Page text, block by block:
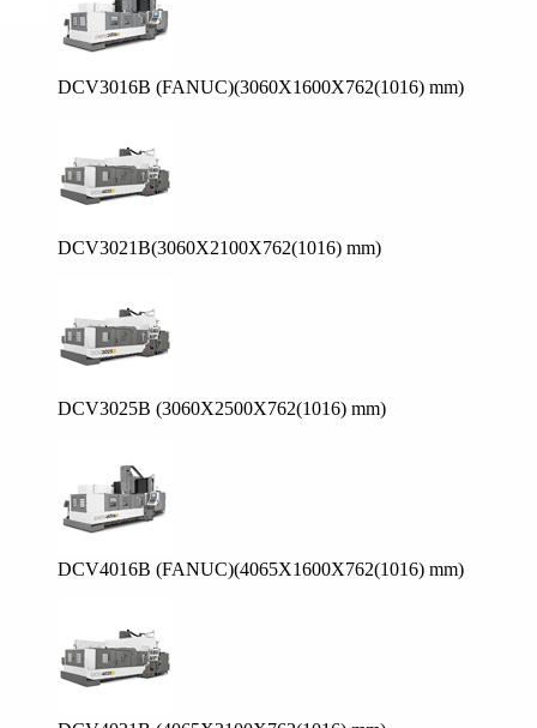
DCV3016B (FANUC)(3060X1600X762(1016) mm)
DCV3021B(3060X2100X762(1016) mm)
DCV3025B (3060X2500X762(1016) mm)
DCV4016B (FANUC)(4065X1600X762(1016) mm)